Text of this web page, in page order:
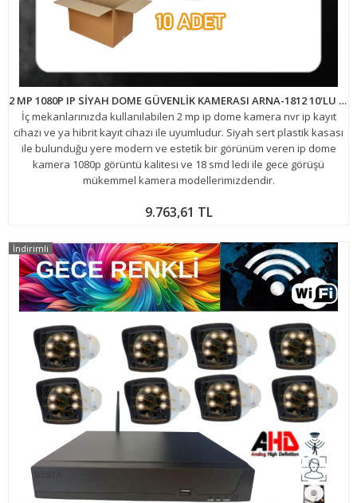
2 MP 1080P IP SİYAH DOME GÜVENLİK KAMERASI ARNA-1812 10'LU AVANTAJLI KOLİ
İç mekanlarınızda kullanılabilen 2 mp ip dome kamera nvr ip kayıt
cihazı ve ya hibrit kayıt cihazı ile uyumludur. Siyah sert plastik kasası
ile bulunduğu yere modern ve estetik bir görünüm veren ip dome
kamera 1080p görüntü kalitesi ve 18 smd ledi ile gece görüşü
mükemmel kamera modellerimizdendir.
9.763,61 TL
İndirimli